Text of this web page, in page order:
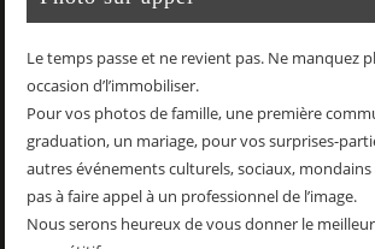
Le temps passe et ne revient pas. Ne manquez
occasion d’l’immobiliser.
Pour vos photos de famille, une première
graduation, un mariage, pour vos surprises-
autres événements culturels, sociaux, mondains
pas à faire appel à un professionnel de l’image.
Nous serons heureux de vous donner le